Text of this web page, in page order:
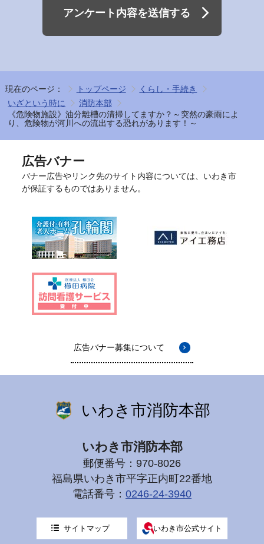
アンケート内容を送信する
現在のページ： トップページ
くらし・手続き
いざという時に
消防本部
《危険物施設》油分離槽の清掃してますか？～突然の豪雨によ
り、危険物が河川への流出する恐れがあります！～
広告バナー
バナー広告やリンク先のサイト内容については、いわき市
が保証するものではありません。
広告バナー募集について
いわき市消防本部
いわき市消防本部
郵便番号：970-8026
福島県いわき市平字正内町22番地
電話番号： 0246-24-3940
サイトマップ いわき市公式サイト